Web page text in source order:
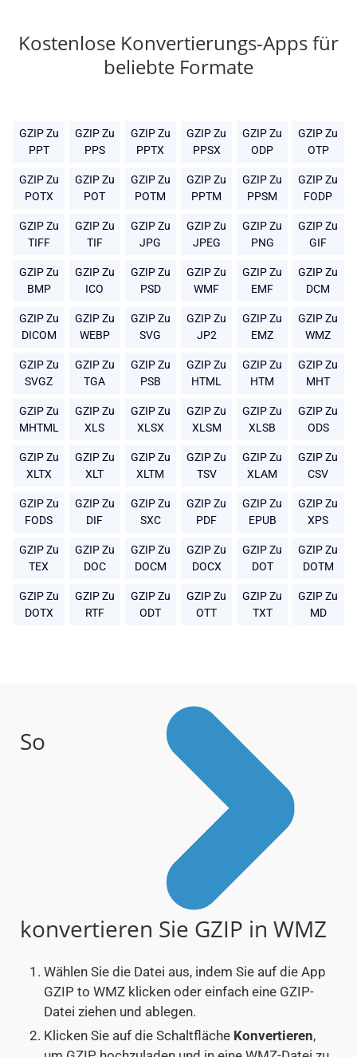
Kostenlose Konvertierungs-Apps für
beliebte Formate
GZIP Zu
PPT
GZIP Zu
PPS
GZIP Zu
PPTX
GZIP Zu
PPSX
GZIP Zu
ODP
GZIP Zu
OTP
GZIP Zu
POTX
GZIP Zu
POT
GZIP Zu
POTM
GZIP Zu
PPTM
GZIP Zu
PPSM
GZIP Zu
FODP
GZIP Zu
TIFF
GZIP Zu
TIF
GZIP Zu
JPG
GZIP Zu
JPEG
GZIP Zu
PNG
GZIP Zu
GIF
GZIP Zu
BMP
GZIP Zu
ICO
GZIP Zu
PSD
GZIP Zu
WMF
GZIP Zu
EMF
GZIP Zu
DCM
GZIP Zu
DICOM
GZIP Zu
WEBP
GZIP Zu
SVG
GZIP Zu
JP2
GZIP Zu
EMZ
GZIP Zu
WMZ
GZIP Zu
SVGZ
GZIP Zu
TGA
GZIP Zu
PSB
GZIP Zu
HTML
GZIP Zu
HTM
GZIP Zu
MHT
GZIP Zu
MHTML
GZIP Zu
XLS
GZIP Zu
XLSX
GZIP Zu
XLSM
GZIP Zu
XLSB
GZIP Zu
ODS
GZIP Zu
XLTX
GZIP Zu
XLT
GZIP Zu
XLTM
GZIP Zu
TSV
GZIP Zu
XLAM
GZIP Zu
CSV
GZIP Zu
FODS
GZIP Zu
DIF
GZIP Zu
SXC
GZIP Zu
PDF
GZIP Zu
EPUB
GZIP Zu
XPS
GZIP Zu
TEX
GZIP Zu
DOC
GZIP Zu
DOCM
GZIP Zu
DOCX
GZIP Zu
DOT
GZIP Zu
DOTM
GZIP Zu
DOTX
GZIP Zu
RTF
GZIP Zu
ODT
GZIP Zu
OTT
GZIP Zu
TXT
GZIP Zu
MD
So
konvertieren Sie GZIP in WMZ
Wählen Sie die Datei aus, indem Sie auf die App
GZIP to WMZ klicken oder einfach eine GZIP-
Datei ziehen und ablegen.
Klicken Sie auf die Schaltfläche Konvertieren,